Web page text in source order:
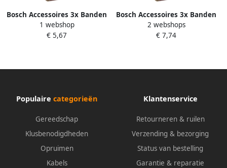
Bosch Accessoires 3x Banden
75x533 X440 Best for
Wood+Paint 180 2608607260
1 webshop
€ 5,67
Bosch Accessoires 3x Banden
75x533 X440 Best for
Wood+Paint 120 2608607258
2 webshops
€ 7,74
Populaire categorieën
Gereedschap
Klusbenodigdheden
Opruimen
Kabels
Klantenservice
Retourneren & ruilen
Verzending & bezorging
Status van bestelling
Garantie & reparatie